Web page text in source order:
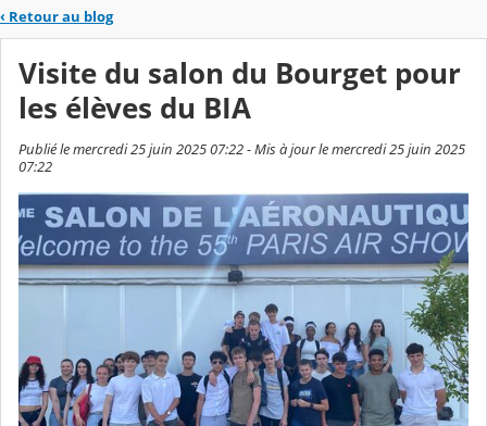
‹ Retour au blog
Visite du salon du Bourget pour
les élèves du BIA
Publié le mercredi 25 juin 2025 07:22 - Mis à jour le mercredi 25 juin 2025
07:22